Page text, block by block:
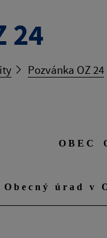
24
Pozvánka OZ 24
O B E C
O b e c n ý ú r a d v O